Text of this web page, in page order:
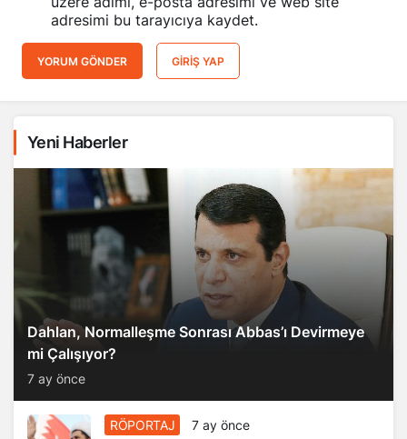
adresimi bu tarayıcıya kaydet.
YORUM GÖNDER GIRIŞ YAP
Yeni Haberler
Dahlan, Normalleşme Sonrası Abbas’ı Devirmeye
mi Çalışıyor?
7 ay önce
RÖPORTAJ 7 ay önce